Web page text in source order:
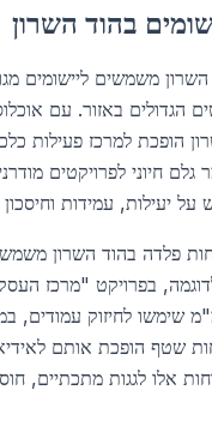
בהוד השרון
משמשים ליישומים
השרון הופכת למרכז
גלם חיוני לפרויקטים
יעילות, עמידות וחיסכון
פלדה בהוד השרון
בפרויקט "מרכז
שטף הופכת אותם